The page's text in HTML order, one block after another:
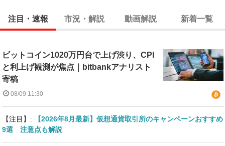
注目・速報 市況・解説 動画解説 新着一覧
ビットコイン1020万円台で上げ渋り、CPI
と利上げ観測が焦点｜bitbankアナリスト
寄稿
08/09 11:30
【注目】:
【2026年8月最新】仮想通貨取引所のキャンペーンおすすめ
9選 注意点も解説